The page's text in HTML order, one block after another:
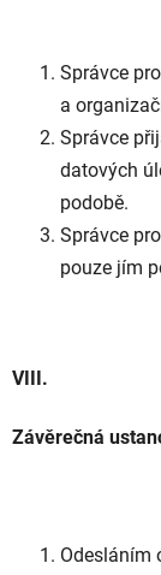
Správce
a
Správce
datových
podobě.
Správce
pouze jím
VIII.
Závěrečná
Odesláním